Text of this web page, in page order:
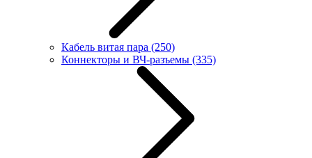
Кабель витая пара (250)
Коннекторы и ВЧ-разъемы (335)